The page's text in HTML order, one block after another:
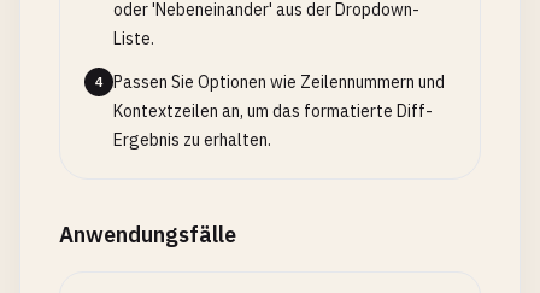
oder 'Nebeneinander' aus der Dropdown-
Liste.
4
Passen Sie Optionen wie Zeilennummern und
Kontextzeilen an, um das formatierte Diff-
Ergebnis zu erhalten.
Anwendungsfälle